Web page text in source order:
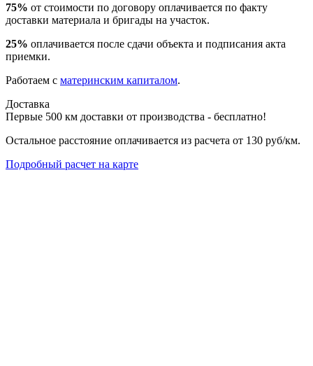
75% от стоимости по договору оплачивается по факту
доставки материала и бригады на участок.
25% оплачивается после сдачи объекта и подписания акта
приемки.
Работаем с материнским капиталом.
Доставка
Первые 500 км доставки от производства - бесплатно!
Остальное расстояние оплачивается из расчета от 130 руб/км.
Подробный расчет на карте